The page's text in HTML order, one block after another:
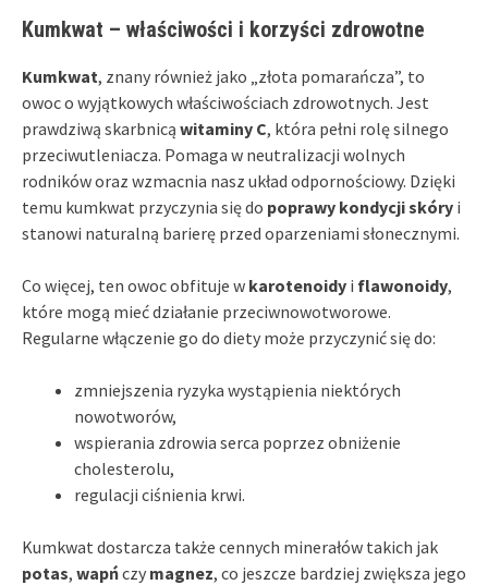
Kumkwat – właściwości i korzyści zdrowotne
Kumkwat, znany również jako „złota pomarańcza”, to
owoc o wyjątkowych właściwościach zdrowotnych. Jest
prawdziwą skarbnicą witaminy C, która pełni rolę silnego
przeciwutleniacza. Pomaga w neutralizacji wolnych
rodników oraz wzmacnia nasz układ odpornościowy. Dzięki
temu kumkwat przyczynia się do poprawy kondycji skóry i
stanowi naturalną barierę przed oparzeniami słonecznymi.
Co więcej, ten owoc obfituje w karotenoidy i flawonoidy,
które mogą mieć działanie przeciwnowotworowe.
Regularne włączenie go do diety może przyczynić się do:
zmniejszenia ryzyka wystąpienia niektórych
nowotworów,
wspierania zdrowia serca poprzez obniżenie
cholesterolu,
regulacji ciśnienia krwi.
Kumkwat dostarcza także cennych minerałów takich jak
potas, wapńczy magnez, co jeszcze bardziej zwiększa jego